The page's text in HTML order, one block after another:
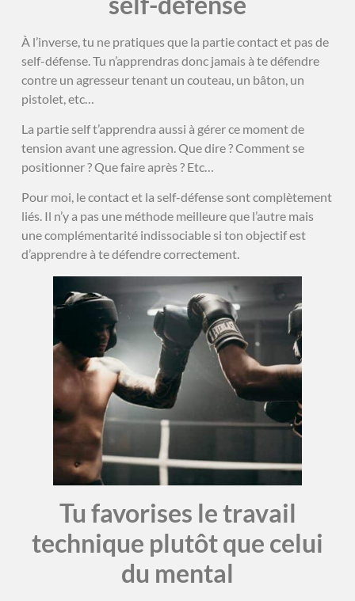
À l’inverse, tu ne pratiques que la partie contact et pas de
self-défense. Tu n’apprendras donc jamais à te défendre
contre un agresseur tenant un couteau, un bâton, un
pistolet, etc…
La partie self t’apprendra aussi à gérer ce moment de
tension avant une agression. Que dire ? Comment se
positionner ? Que faire après ? Etc…
Pour moi, le contact et la self-défense sont complètement
liés. Il n’y a pas une méthode meilleure que l’autre mais
une complémentarité indissociable si ton objectif est
d’apprendre à te défendre correctement.
Tu favorises le travail
technique plutôt que celui
du mental